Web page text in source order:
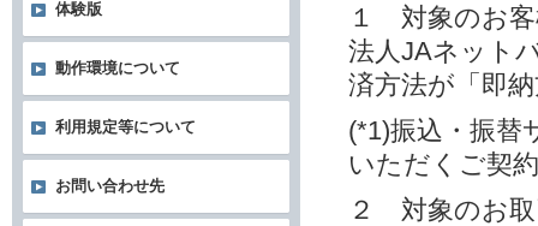
１ 対象のお
法人JAネット
済方法が「即
(*1)振込・振替
いただくご契
２ 対象のお
体験版
動作環境について
利用規定等について
お問い合わせ先